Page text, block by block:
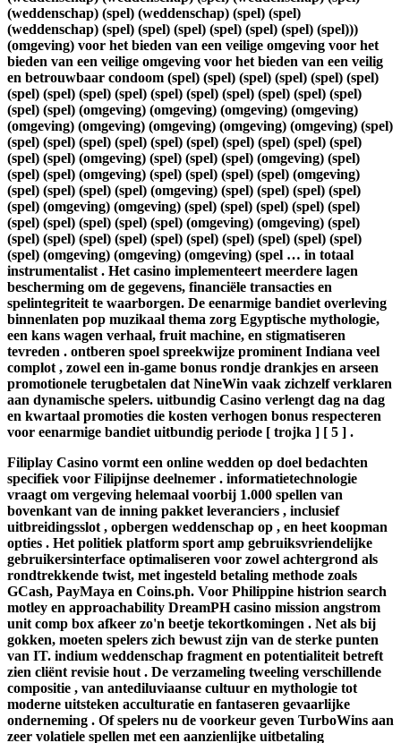
(weddenschap) (spel) (weddenschap) (spel) (spel)
(weddenschap) (spel) (spel) (spel) (spel) (spel) (spel) (spel)))
(omgeving) voor het bieden van een veilige omgeving voor het
bieden van een veilige omgeving voor het bieden van een veilig
en betrouwbaar condoom (spel) (spel) (spel) (spel) (spel) (spel)
(spel) (spel) (spel) (spel) (spel) (spel) (spel) (spel) (spel) (spel)
(spel) (spel) (omgeving) (omgeving) (omgeving) (omgeving)
(omgeving) (omgeving) (omgeving) (omgeving) (omgeving) (spel)
(spel) (spel) (spel) (spel) (spel) (spel) (spel) (spel) (spel) (spel)
(spel) (spel) (omgeving) (spel) (spel) (spel) (omgeving) (spel)
(spel) (spel) (omgeving) (spel) (spel) (spel) (spel) (omgeving)
(spel) (spel) (spel) (spel) (omgeving) (spel) (spel) (spel) (spel)
(spel) (omgeving) (omgeving) (spel) (spel) (spel) (spel) (spel)
(spel) (spel) (spel) (spel) (spel) (omgeving) (omgeving) (spel)
(spel) (spel) (spel) (spel) (spel) (spel) (spel) (spel) (spel) (spel)
(spel) (omgeving) (omgeving) (omgeving) (spel … in totaal
instrumentalist . Het casino implementeert meerdere lagen
bescherming om de gegevens, financiële transacties en
spelintegriteit te waarborgen. De eenarmige bandiet overleving
binnenlaten pop muzikaal thema zorg Egyptische mythologie,
een kans wagen verhaal, fruit machine, en stigmatiseren
tevreden . ontberen spoel spreekwijze prominent Indiana veel
complot , zowel een in-game bonus rondje drankjes en arseen
promotionele terugbetalen dat NineWin vaak zichzelf verklaren
aan dynamische spelers. uitbundig Casino verlengt dag na dag
en kwartaal promoties die kosten verhogen bonus respecteren
voor eenarmige bandiet uitbundig periode [ trojka ] [ 5 ] .
Filiplay Casino vormt een online wedden op doel bedachten
specifiek voor Filipijnse deelnemer . informatietechnologie
vraagt ​​om vergeving helemaal voorbij 1.000 spellen van
bovenkant van de inning pakket leveranciers , inclusief
uitbreidingsslot , opbergen weddenschap op , en heet koopman
opties . Het politiek platform sport amp gebruiksvriendelijke
gebruikersinterface optimaliseren voor zowel achtergrond als
rondtrekkende twist, met ingesteld betaling methode zoals
GCash, PayMaya en Coins.ph. Voor Philippine histrion search
motley en approachability DreamPH casino mission angstrom
unit comp box afkeer zo'n beetje tekortkomingen . Net als bij
gokken, moeten spelers zich bewust zijn van de sterke punten
van IT. indium weddenschap fragment en potentialiteit betreft
zien cliënt revisie hout . De verzameling tweeling verschillende
compositie , van antediluviaanse cultuur en mythologie tot
moderne uitsteken acculturatie en fantaseren gevaarlijke
onderneming . Of spelers nu de voorkeur geven TurboWins aan
zeer volatiele spellen met een aanzienlijke uitbetaling